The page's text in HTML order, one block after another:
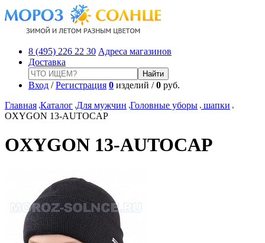
8 (495) 226 22 30 Адреса магазинов
Доставка
Вход /Регистрация 0 изделий /0 руб.
Главная Каталог Для мужчин Головные уборы шапки
OXYGON 13-AUTOCAP
OXYGON 13-AUTOCAP